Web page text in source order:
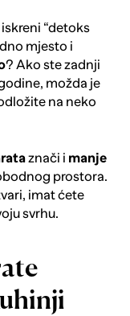
“detoks
mjesto i
? Ako ste zadnji
možda je
na neko
znači i manje
prostora.
imat ćete
svrhu.